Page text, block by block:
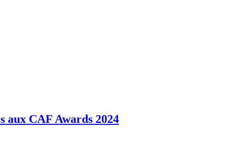
aux CAF Awards 2024